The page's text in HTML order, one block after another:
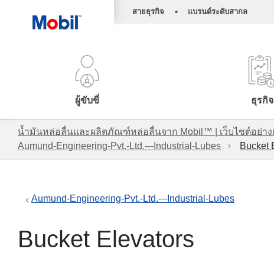
สายธุรกิจ • แบรนด์ระดับสากล
ผู้ขับขี่ ธุรกิจ
น้ำมันหล่อลื่นและผลิตภัณฑ์หล่อลื่นจาก Mobil™ | เว็บไซต์อย่าง
Aumund-Engineering-Pvt.-Ltd.---Industrial-Lubes
Bucket
Aumund-Engineering-Pvt.-Ltd.---Industrial-Lubes
Bucket Elevators